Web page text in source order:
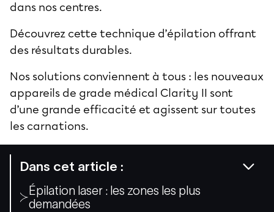
Dans cet article :
Épilation laser : les zones les plus
demandées
dans nos centres.
Découvrez cette technique d’épilation offrant
des résultats durables.
Nos solutions conviennent à tous : les nouveaux
appareils de grade médical Clarity II sont
d’une grande efficacité et agissent sur toutes
les carnations.